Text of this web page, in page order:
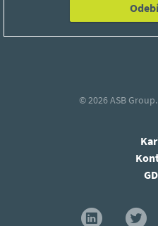
© 2026ASB Group.